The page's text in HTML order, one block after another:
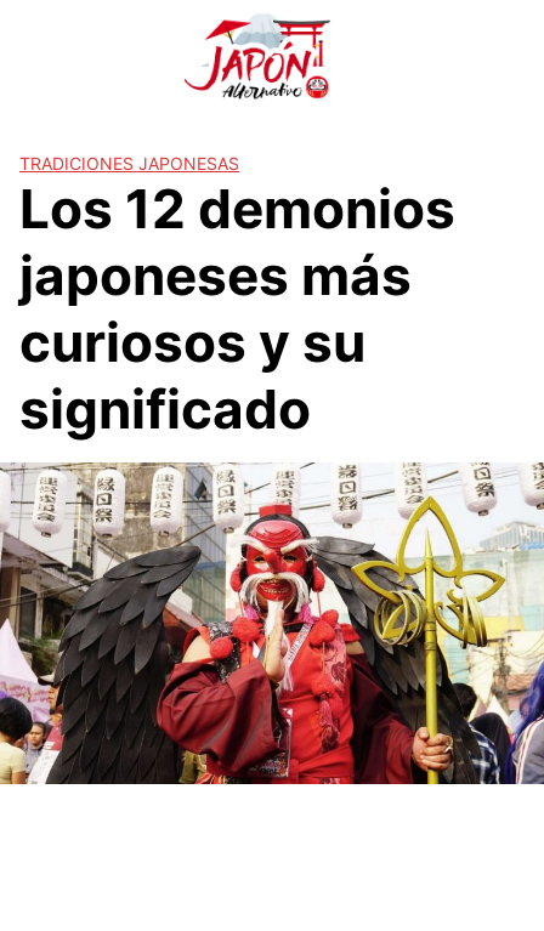
o
TRADICIONES JAPONESAS
Los 12 demonios
japoneses más
curiosos y su
significado